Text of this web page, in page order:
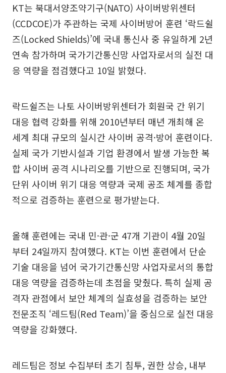
KT는 북대서양조약기구(NATO) 사이버방위센터
(CCDCOE)가 주관하는 국제 사이버방어 훈련 ‘락드쉴
즈(Locked Shields)’에 국내 통신사 중 유일하게 2년
연속 참가하며 국가기간통신망 사업자로서의 실전 대
응 역량을 점검했다고 10일 밝혔다.
락드쉴즈는 나토 사이버방위센터가 회원국 간 위기
대응 협력 강화를 위해 2010년부터 매년 개최해 온
세계 최대 규모의 실시간 사이버 공격·방어 훈련이다.
실제 국가 기반시설과 기업 환경에서 발생 가능한 복
합 사이버 공격 시나리오를 기반으로 진행되며, 국가
단위 사이버 위기 대응 역량과 국제 공조 체계를 종합
적으로 검증하는 훈련으로 평가받는다.
올해 훈련에는 국내 민·관·군 47개 기관이 4월 20일
부터 24일까지 참여했다. KT는 이번 훈련에서 단순
기술 대응을 넘어 국가기간통신망 사업자로서의 통합
대응 역량을 검증하는데 초점을 맞췄다. 특히 실제 공
격자 관점에서 보안 체계의 실효성을 검증하는 보안
전문조직 ‘레드팀(Red Team)’을 중심으로 실전 대응
역량을 강화했다.
레드팀은 정보 수집부터 초기 침투, 권한 상승, 내부